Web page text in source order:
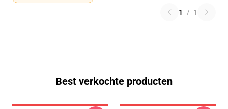
1 / 1
Best verkochte producten